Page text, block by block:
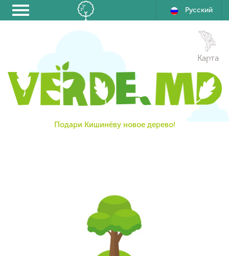
Русский
Подари Кишинёву новое дерево!
Карта